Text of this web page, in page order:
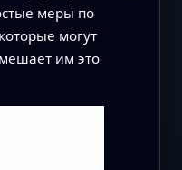
меры по
могут
им это